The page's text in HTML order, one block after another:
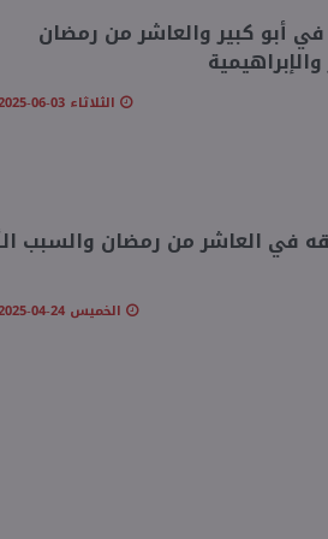
صلاة عيد الأضحى 2025 في أبو كبير والعاشر من رمضان
الثلاثاء 03-06-2025 05:42 مـ
في العاشر من رمضان والسبب
الخميس 24-04-2025 06:17 مـ